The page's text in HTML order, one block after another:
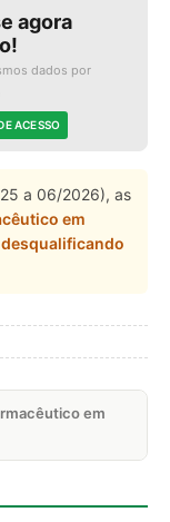
agora
dados por
ACESSO
a 06/2026), as
em
em